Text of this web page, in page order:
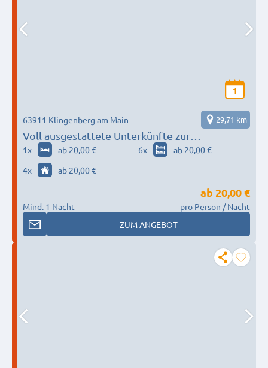
1
Voll ausgestattete Unterkünfte zur
Alleinnutzung
63911 Klingenberg am Main 29,71 km
1x ab 20,00 € 6x
ab 20,00 €
4x ab 20,00 €
Mind. 1 Nacht
ab 20,00 €
pro Person / Nacht
ZUM ANGEBOT